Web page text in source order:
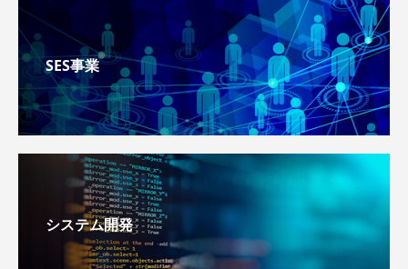
SES事業
システム開発